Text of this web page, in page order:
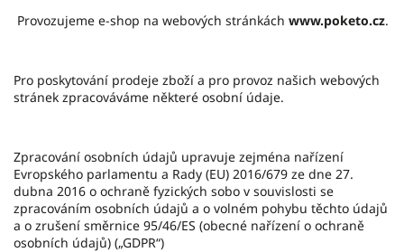
Provozujeme e-shop na webových stránkách www.poketo.cz.
Pro poskytování prodeje zboží a pro provoz našich webových
stránek zpracováváme některé osobní údaje.
Zpracování osobních údajů upravuje zejména nařízení
Evropského parlamentu a Rady (EU) 2016/679 ze dne 27.
dubna 2016 o ochraně fyzických sobo v souvislosti se
zpracováním osobních údajů a o volném pohybu těchto údajů
a o zrušení směrnice 95/46/ES (obecné nařízení o ochraně
osobních údajů) („GDPR“)